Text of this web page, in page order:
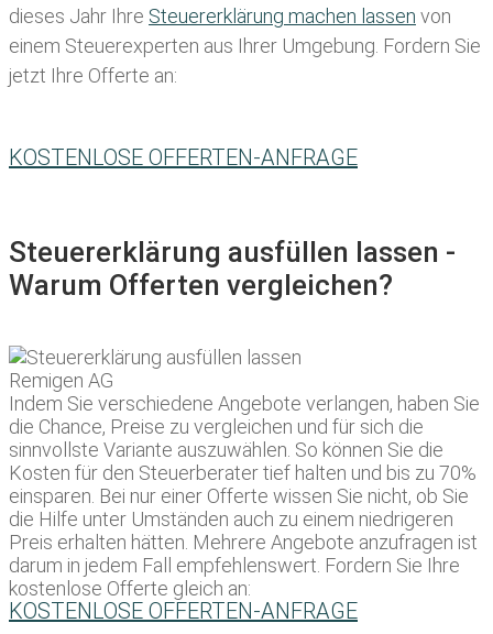
dieses Jahr Ihre Steuererklärung machen lassen von
einem Steuerexperten aus Ihrer Umgebung. Fordern Sie
jetzt Ihre Offerte an:
KOSTENLOSE OFFERTEN-ANFRAGE
Steuererklärung ausfüllen lassen -
Warum Offerten vergleichen?
Indem Sie verschiedene Angebote verlangen, haben Sie
die Chance, Preise zu vergleichen und für sich die
sinnvollste Variante auszuwählen. So können Sie die
Kosten für den Steuerberater tief halten und bis zu 70%
einsparen. Bei nur einer Offerte wissen Sie nicht, ob Sie
die Hilfe unter Umständen auch zu einem niedrigeren
Preis erhalten hätten. Mehrere Angebote anzufragen ist
darum in jedem Fall empfehlenswert. Fordern Sie Ihre
kostenlose Offerte gleich an:
KOSTENLOSE OFFERTEN-ANFRAGE